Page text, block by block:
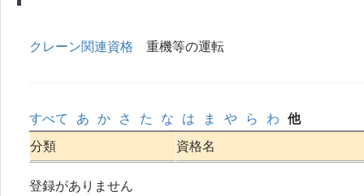
クレーン関連資格 重機等の運転
すべて あ か さ た な は ま や ら わ
他
分類
資格名
登録がありません